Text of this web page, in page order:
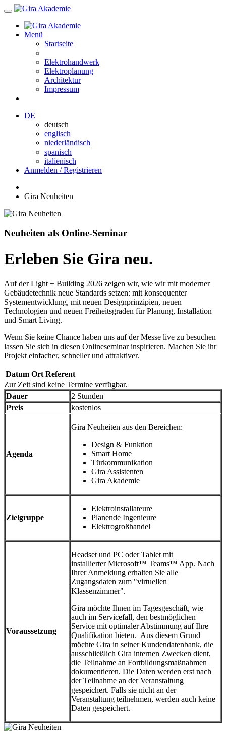
Menü
Startseite
Elektrohandwerk
Elektroplanung
Architektur
Impressum
DE
deutsch
englisch
niederländisch
spanisch
italienisch
Anmelden / Registrieren
Gira Neuheiten
Neuheiten als Online-Seminar
Erleben Sie Gira neu.
Auf der Light + Building 2026 zeigen wir, wie wir mit moderner
Gebäudetechnik neue Standards setzen: mit konsequenter
Systementwicklung, mit neuen Designprinzipien, neuen
Technologien und neuen Freiheitsgraden für Planung, Installation
und Smart Living.
Wenn Sie keine Chance haben uns auf der Messe live zu besuchen
lassen Sie sich in diesen Onlineseminar inspirieren. Machen Sie ihr
Projekt einfacher, schneller und attraktiver.
Datum Ort Referent
Zur Zeit sind keine Termine verfügbar.
Dauer
2 Stunden
Preis
kostenlos
Agenda
Gira Neuheiten aus den Bereichen:
Design & Funktion
Smart Home
Türkommunikation
Gira Assistenten
Gira Akademie
Zielgruppe
Elektroinstallateure
Planende Ingenieure
Elektrogroßhandel
Voraussetzung
Headset und PC oder Tablet mit
installierter Microsoft™ Teams™ App. Nach
Ihrer Anmeldung erhalten Sie alle
Zugangsdaten zum "virtuellen
Klassenzimmer".
Gira möchte Ihnen im Tagesgeschäft, wie
auch im Servicefall, den bestmöglichen
Service mit optimaler Abstimmung auf Ihre
Qualifikation bieten. Aus diesem Grund
möchte Gira in seiner Kundendatenbank, die
ausschließlich Gira internen Zwecken dient,
die Teilnahme an Fortbildungsmaßnahmen
dokumentieren. Die Daten werden erst nach
der Teilnahme an der Veranstaltung
gespeichert. Falls sie nicht an der
Veranstaltung teilnehmen, werden auch keine
Daten gespeichert.